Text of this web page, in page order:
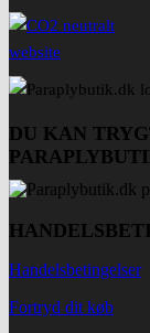
DU KAN
Handelsbetingelser
Fortryd dit køb